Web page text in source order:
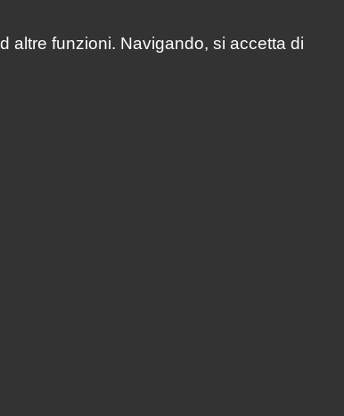
altre funzioni. Navigando, si accetta di